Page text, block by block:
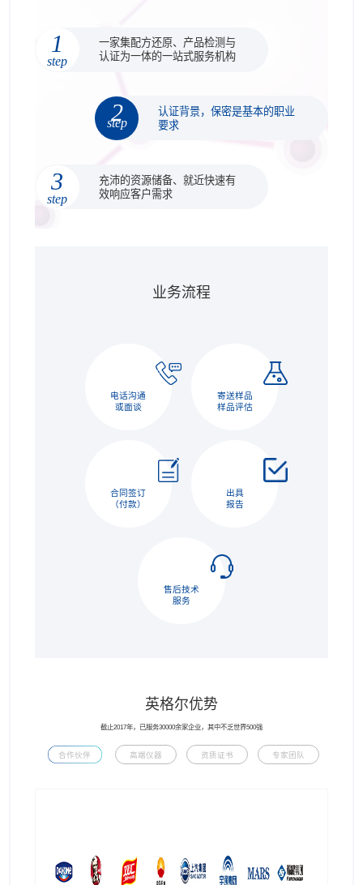
1
step
一家集配方还原、产品检测与
认证为一体的一站式服务机构
2
step
认证背景，保密是基本的职业
要求
3
step
充沛的资源储备、就近快速有
效响应客户需求
业务流程
电话沟通
或面谈
寄送样品
样品评估
合同签订
（付款）
出具
报告
售后技术
服务
英格尔优势
截止2017年，已服务30000余家企业，其中不乏世界500强
合作伙伴 高端仪器 资质证书 专家团队